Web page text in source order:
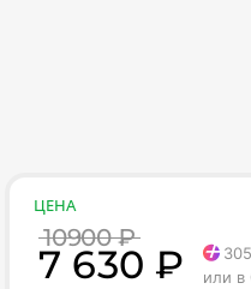
ЦЕНА
10900 ₽
7 630 ₽ 305
или в